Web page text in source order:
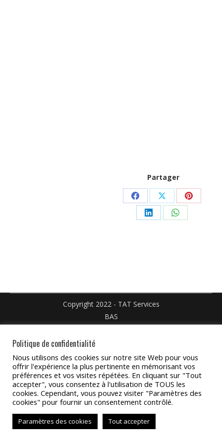
Partager
Partager
sur
Partager
sur
Partager
PartagerPartager
Copyright 2022 - TAT Services
BAS
Politique de confidentialité
Nous utilisons des cookies sur notre site Web pour vous
offrir l'expérience la plus pertinente en mémorisant vos
préférences et vos visites répétées. En cliquant sur "Tout
accepter", vous consentez à l'utilisation de TOUS les
cookies. Cependant, vous pouvez visiter "Paramètres des
cookies" pour fournir un consentement contrôlé.
Paramètres des cookies Tout accepter